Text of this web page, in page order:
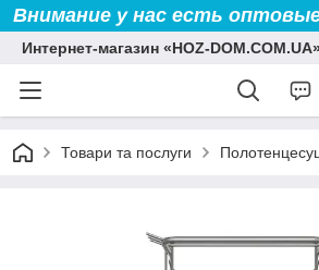
Внимание у нас есть
Интернет-магазин «HOZ-
Товари та послуги